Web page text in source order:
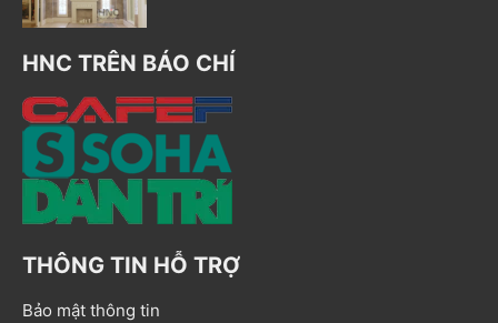
HNC TRÊN BÁO CHÍ
THÔNG TIN HỖ TRỢ
Bảo mật thông tin